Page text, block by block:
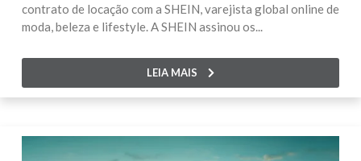
contrato de locação com a SHEIN, varejista global online de
moda, beleza e lifestyle. A SHEIN assinou os...
LEIA MAIS